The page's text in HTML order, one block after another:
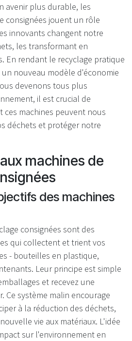
avenir plus durable, les
consignées jouent un rôle
innovants changent notre
les transformant en
En rendant le recyclage pratique
nouveau modèle d'économie
devenons tous plus
il est crucial de
ces machines peuvent nous
déchets et protéger notre
machines de
des machines
consignées sont des
qui collectent et trient vos
- bouteilles en plastique,
Leur principe est simple
et recevez une
Ce système malin encourage
à la réduction des déchets,
vie aux matériaux. L'idée
sur l'environnement en